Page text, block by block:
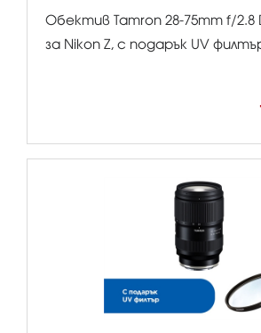
Обектив Tamron 28-75mm f/2.8
за Nikon Z, с подарък UV